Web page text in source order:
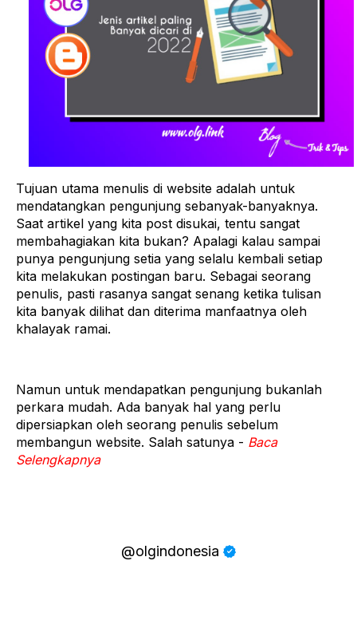
Tujuan utama menulis di website adalah untuk
mendatangkan pengunjung sebanyak-banyaknya.
Saat artikel yang kita post disukai, tentu sangat
membahagiakan kita bukan? Apalagi kalau sampai
punya pengunjung setia yang selalu kembali setiap
kita melakukan postingan baru. Sebagai seorang
penulis, pasti rasanya sangat senang ketika tulisan
kita banyak dilihat dan diterima manfaatnya oleh
khalayak ramai.
Namun untuk mendapatkan pengunjung bukanlah
perkara mudah. Ada banyak hal yang perlu
dipersiapkan oleh seorang penulis sebelum
membangun website. Salah satunya - Baca
Selengkapnya
@olgindonesia